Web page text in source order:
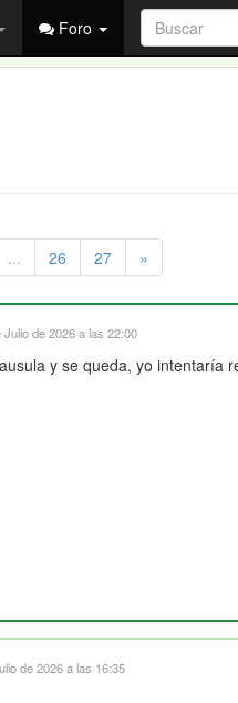
Foro
... 26 27 »
Julio de 2026 a las 22:00
y se queda, yo intentaría
de 2026 a las 16:35